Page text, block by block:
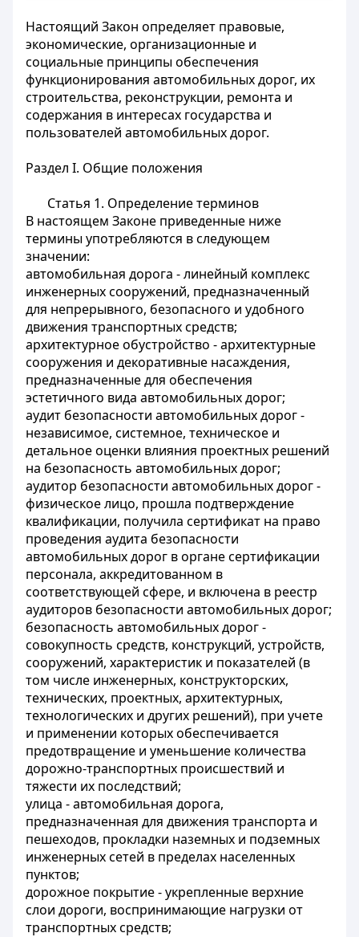
Настоящий Закон определяет правовые,
экономические, организационные и
социальные принципы обеспечения
функционирования автомобильных дорог, их
строительства, реконструкции, ремонта и
содержания в интересах государства и
пользователей автомобильных дорог.
Раздел I. Общие положения
Статья 1. Определение терминов
В настоящем Законе приведенные ниже
термины употребляются в следующем
значении:
автомобильная дорога - линейный комплекс
инженерных сооружений, предназначенный
для непрерывного, безопасного и удобного
движения транспортных средств;
архитектурное обустройство - архитектурные
сооружения и декоративные насаждения,
предназначенные для обеспечения
эстетичного вида автомобильных дорог;
аудит безопасности автомобильных дорог -
независимое, системное, техническое и
детальное оценки влияния проектных решений
на безопасность автомобильных дорог;
аудитор безопасности автомобильных дорог -
физическое лицо, прошла подтверждение
квалификации, получила сертификат на право
проведения аудита безопасности
автомобильных дорог в органе сертификации
персонала, аккредитованном в
соответствующей сфере, и включена в реестр
аудиторов безопасности автомобильных дорог;
безопасность автомобильных дорог -
совокупность средств, конструкций, устройств,
сооружений, характеристик и показателей (в
том числе инженерных, конструкторских,
технических, проектных, архитектурных,
технологических и других решений), при учете
и применении которых обеспечивается
предотвращение и уменьшение количества
дорожно-транспортных происшествий и
тяжести их последствий;
улица - автомобильная дорога,
предназначенная для движения транспорта и
пешеходов, прокладки наземных и подземных
инженерных сетей в пределах населенных
пунктов;
дорожное покрытие - укрепленные верхние
слои дороги, воспринимающие нагрузки от
транспортных средств;